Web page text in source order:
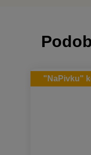
"NaPivku"